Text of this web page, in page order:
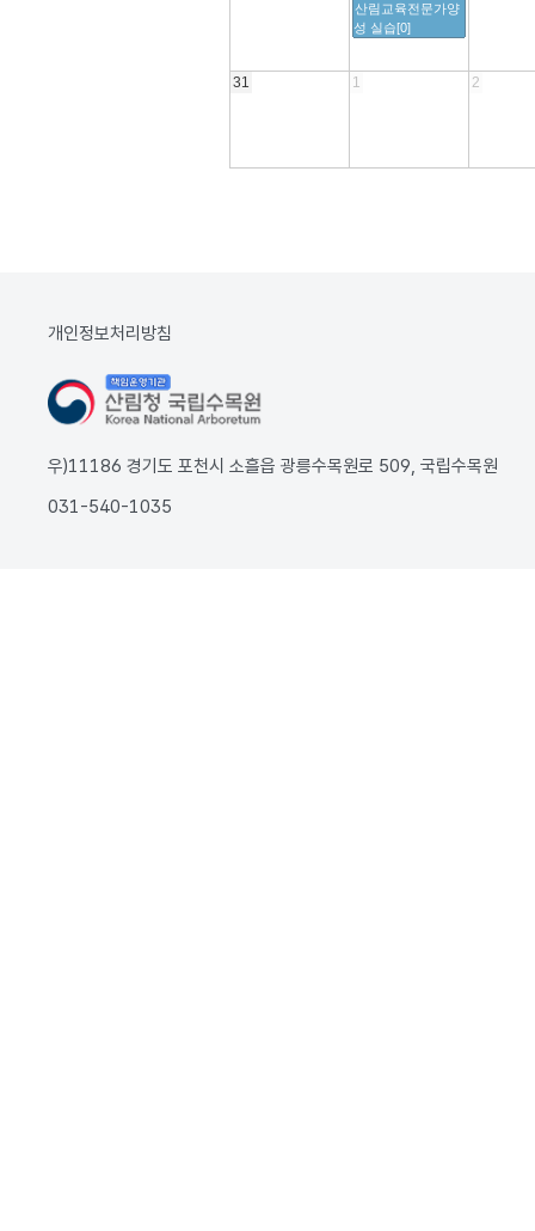
31 1 2
산림교육전문가양
성 실습[0]
개인정보처리방침
우)11186 경기도 포천시 소흘읍 광릉수목원로 509, 국립수목원
031-540-1035